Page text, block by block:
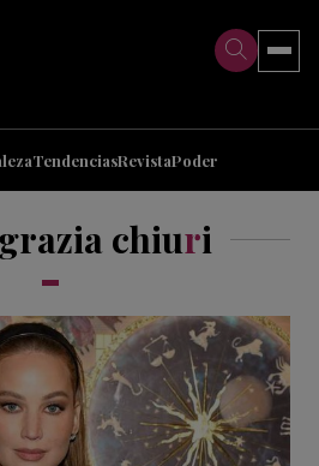
TendenciasRevistaPoder
chiuri